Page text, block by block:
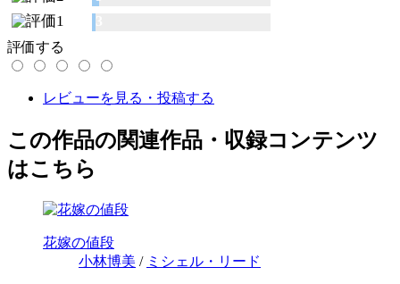
評価する
レビューを見る・投稿する
この作品の関連作品・収録コンテンツ
はこちら
花嫁の値段
小林博美 / ミシェル・リード